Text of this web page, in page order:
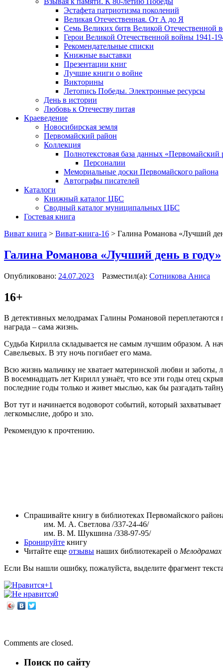
Эcтафета патриотизма поколений
Великая Отечественная. От А до Я
Семь Великих битв Великой Отечественной
Герои Великой Отечественной войны 1941-
Рекомендательные списки
Книжные выставки
Презентации книг
Лучшие книги о войне
Викторины
Летопись Победы. Электронные ресурсы
День в истории
Любовь к Отечеству питая
Краеведение
Новосибирская земля
Первомайский район
Коллекция
Полнотекстовая база данных «Первомайский
Персоналии
Мемориальные доски Первомайского района
Автографы писателей
Каталоги
Книжный каталог ЦБС
Сводный каталог муниципальных ЦБС
Гостевая книга
Виват книга > Виват-книга-16 > Галина Романова «Лучший
Галина Романова «Лучший день в году»
Опубликовано: 24.07.2023 Разместил(а): Сотникова Аниса
16+
В детективных мелодрамах Галины Романовой
награда – сама жизнь.
Судьба Кирилла складывается не самым лучшим образом. А
Савельевых. В эту ночь погибает его мама.
Всю жизнь мальчику не хватает материнской любви и
В восемнадцать лет Кирилл узнаёт, что все эти годы отец
последние годы только и живет мыслью, как бы разгадать
Вот тут и начинается водоворот событий, который
легкомыслие, добро и зло.
Рекомендую к прочтению.
Спрашивайте книгу в библиотеках Первомайского
им. М. А. Светлова /337-24-46/
им. В. М. Шукшина /338-97-95/
Бронируйте книгу
Читайте еще отзывы наших библиотекарей о Мелодрамах
Если Вы нашли ошибку, пожалуйста, выделите фрагмент
+1
0
Comments are closed.
Поиск по сайту